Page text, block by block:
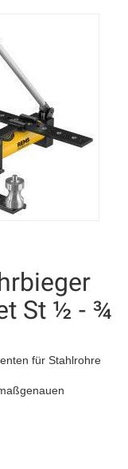
St ½ - ¾
für Stahlrohre